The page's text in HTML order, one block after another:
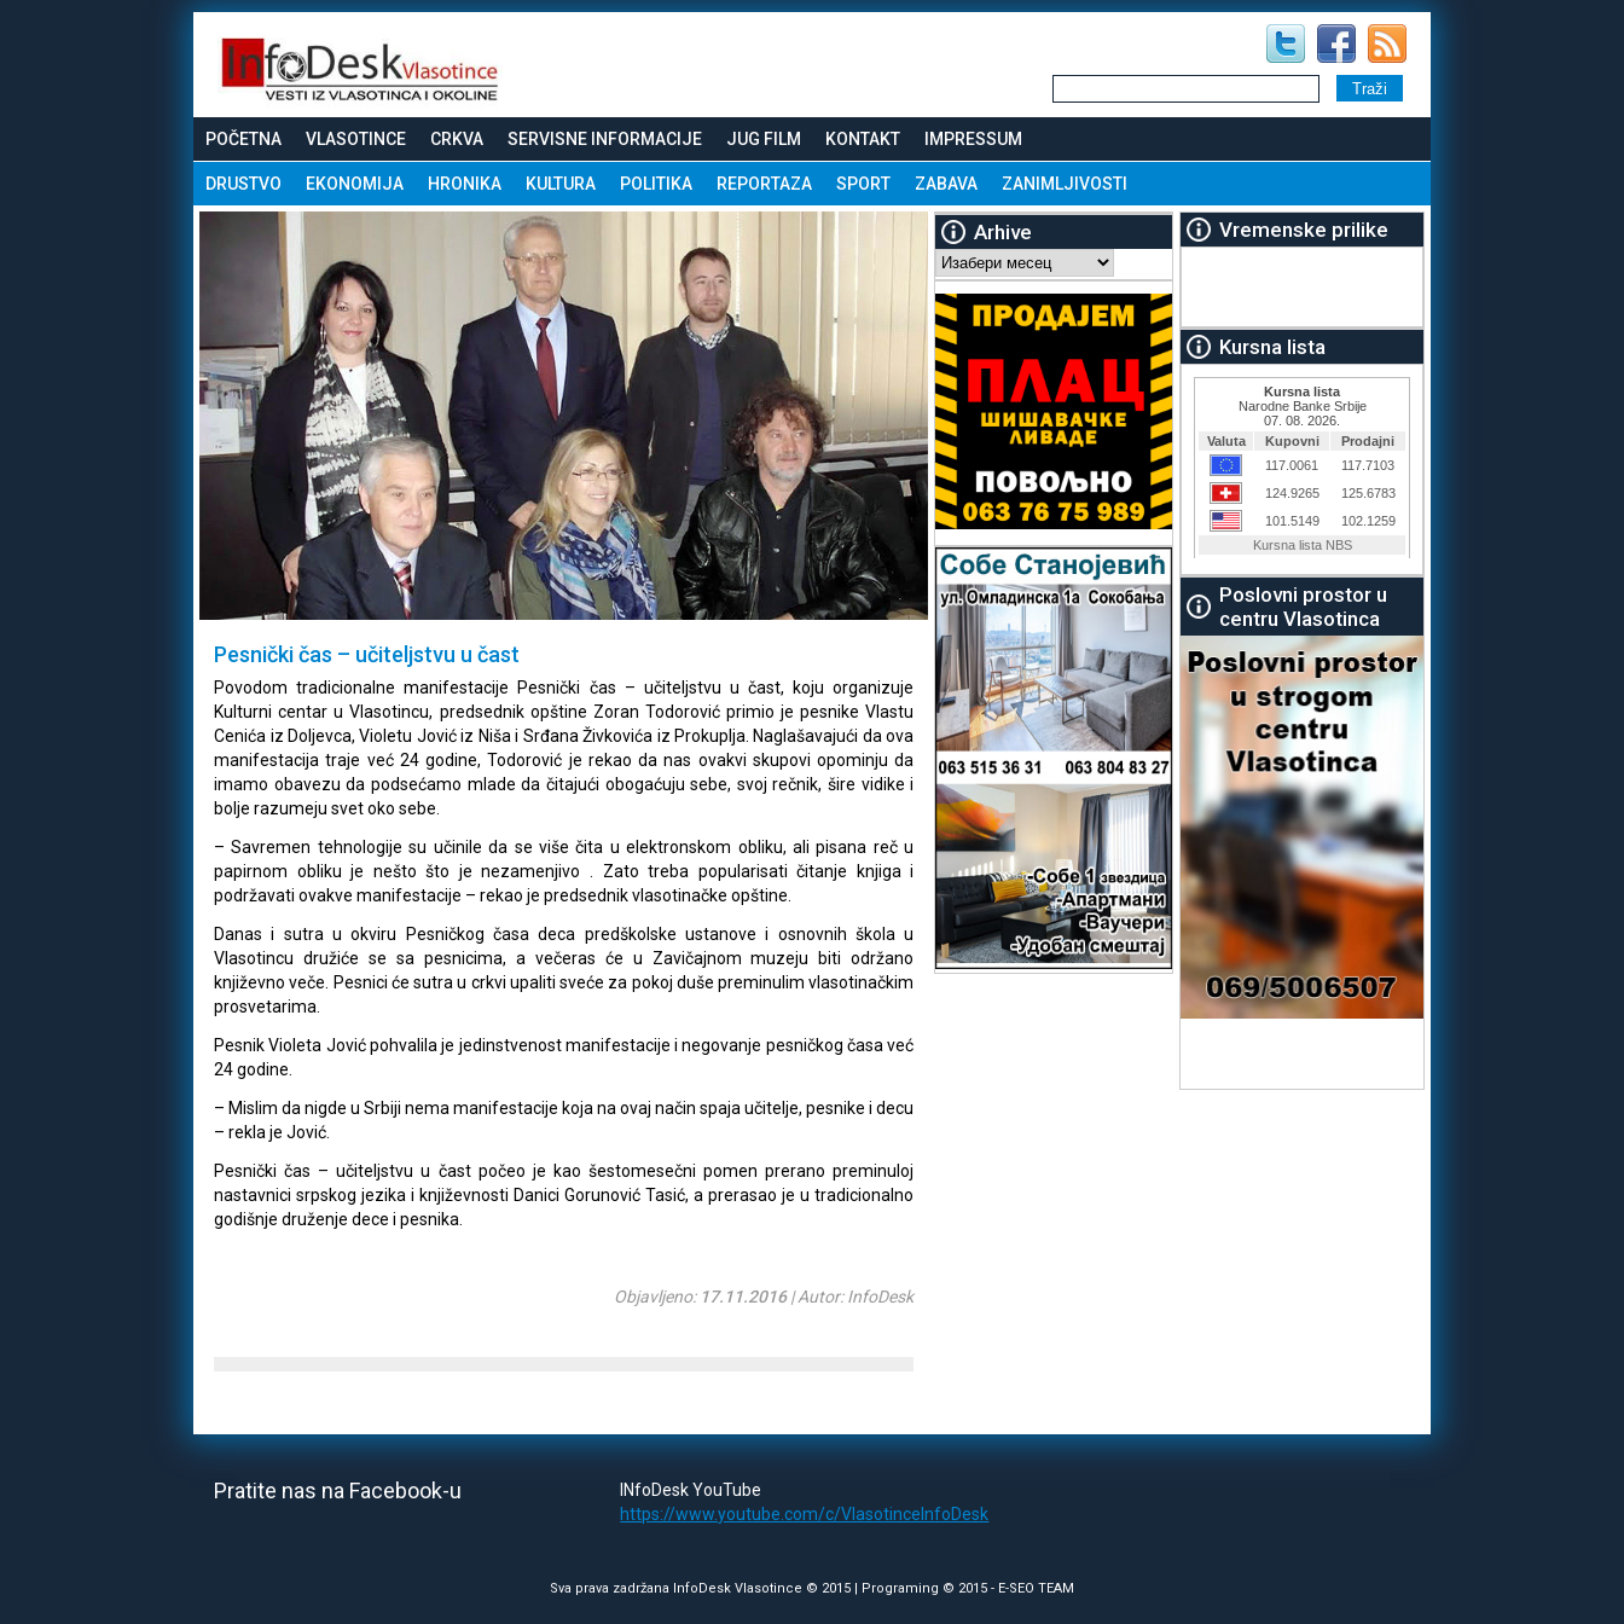
POČETNA VLASOTINCE CRKVA SERVISNE INFORMACIJE JUG FILM KONTAKT IMPRESSUM
DRUSTVO EKONOMIJA HRONIKA KULTURA POLITIKA REPORTAZA SPORT ZABAVA ZANIMLJIVOSTI
Pesnički čas – učiteljstvu u čast
Povodom tradicionalne manifestacije Pesnički čas – učiteljstvu u čast, koju organizuje
Kulturni centar u Vlasotincu, predsednik opštine Zoran Todorović primio je pesnike Vlastu
Cenića iz Doljevca, Violetu Jović iz Niša i Srđana Živkovića iz Prokuplja. Naglašavajući da ova
manifestacija traje već 24 godine, Todorović je rekao da nas ovakvi skupovi opominju da
imamo obavezu da podsećamo mlade da čitajući obogaćuju sebe, svoj rečnik, šire vidike i
bolje razumeju svet oko sebe.
– Savremen tehnologije su učinile da se više čita u elektronskom obliku, ali pisana reč u
papirnom obliku je nešto što je nezamenjivo . Zato treba popularisati čitanje knjiga i
podržavati ovakve manifestacije – rekao je predsednik vlasotinačke opštine.
Danas i sutra u okviru Pesničkog časa deca predškolske ustanove i osnovnih škola u
Vlasotincu družiće se sa pesnicima, a večeras će u Zavičajnom muzeju biti održano
književno veče. Pesnici će sutra u crkvi upaliti sveće za pokoj duše preminulim vlasotinačkim
prosvetarima.
Pesnik Violeta Jović pohvalila je jedinstvenost manifestacije i negovanje pesničkog časa već
24 godine.
– Mislim da nigde u Srbiji nema manifestacije koja na ovaj način spaja učitelje, pesnike i decu
– rekla je Jović.
Pesnički čas – učiteljstvu u čast počeo je kao šestomesečni pomen prerano preminuloj
nastavnici srpskog jezika i književnosti Danici Gorunović Tasić, a prerasao je u tradicionalno
godišnje druženje dece i pesnika.
Objavljeno: 17.11.2016| Autor: InfoDesk
Arhive
Arhive
Vremenske prilike
Kursna lista
Poslovni prostor u
centru Vlasotinca
Pratite nas na Facebook-u
INfoDesk YouTube
https://www.youtube.com/c/VlasotinceInfoDesk
Sva prava zadržana InfoDesk Vlasotince © 2015 | Programing © 2015 - E-SEO TEAM